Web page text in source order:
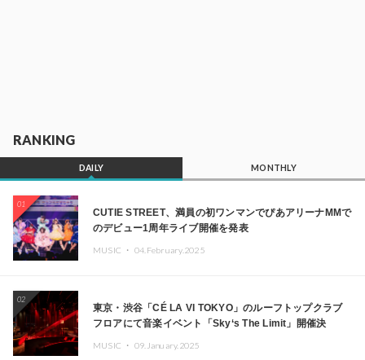
RANKING
DAILY MONTHLY
01
CUTIE STREET、満員の初ワンマンでぴあアリーナMMで
のデビュー1周年ライブ開催を発表
MUSIC ・ 04.February.2025
02
東京・渋谷「CÉ LA VI TOKYO」のルーフトップクラブ
フロアにて音楽イベント「Sky‘s The Limit」開催決
MUSIC ・ 09.January.2025